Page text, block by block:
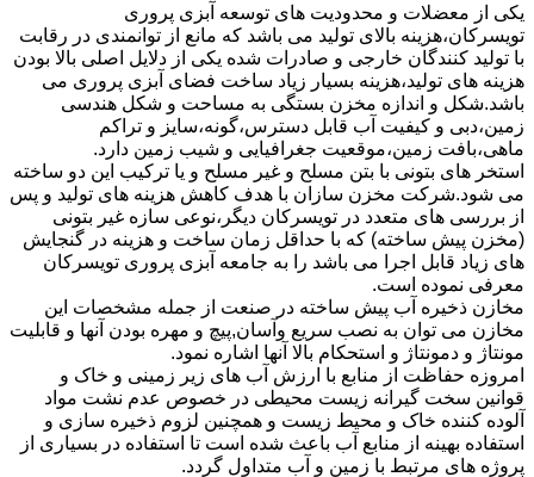
یکی از معضلات و محدودیت های توسعه آبزی پروری
تویسرکان،هزینه بالای تولید می باشد که مانع از توانمندی در رقابت
با تولید کنندگان خارجی و صادرات شده یکی از دلایل اصلی بالا بودن
هزینه های تولید،هزینه بسیار زیاد ساخت فضای آبزی پروری می
باشد.شکل و اندازه مخزن بستگی به مساحت و شکل هندسی
زمین،دبی و کیفیت آب قابل دسترس،گونه،سایز و تراکم
ماهی،بافت زمین،موقعیت جغرافیایی و شیب زمین دارد.
استخر های بتونی با بتن مسلح و غیر مسلح و یا ترکیب این دو ساخته
می شود.شرکت مخزن سازان با هدف کاهش هزینه های تولید و پس
از بررسی های متعدد در تویسرکان دیگر،نوعی سازه غیر بتونی
(مخزن پیش ساخته) که با حداقل زمان ساخت و هزینه در گنجایش
های زیاد قابل اجرا می باشد را به جامعه آبزی پروری تویسرکان
معرفی نموده است.
مخازن ذخیره آب پیش ساخته در صنعت از جمله مشخصات این
مخازن می توان به نصب سریع وآسان,پیچ و مهره بودن آنها و قابلیت
مونتاژ و دمونتاژ و استحکام بالا آنها اشاره نمود.
امروزه حفاظت از منابع با ارزش آب های زیر زمینی و خاک و
قوانین سخت گیرانه زیست محیطی در خصوص عدم نشت مواد
آلوده کننده خاک و محیط زیست و همچنین لزوم ذخیره سازی و
استفاده بهینه از منابع آب باعث شده است تا استفاده در بسیاری از
پروژه های مرتبط با زمین و آب متداول گردد.